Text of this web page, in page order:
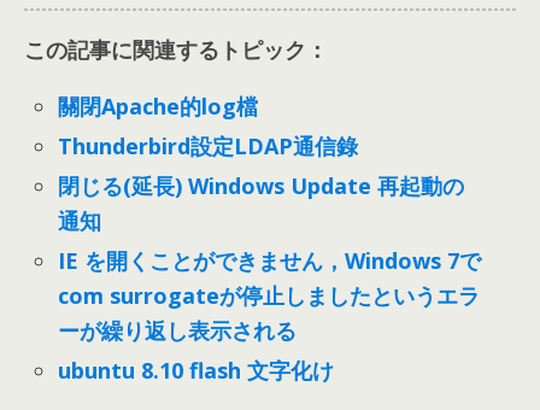
この記事に関連するトピック：
關閉Apache的log檔
Thunderbird設定LDAP通信錄
閉じる(延長) Windows Update 再起動の
通知
IE を開くことができません，Windows 7で
com surrogateが停止しましたというエラ
ーが繰り返し表示される
ubuntu 8.10 flash 文字化け